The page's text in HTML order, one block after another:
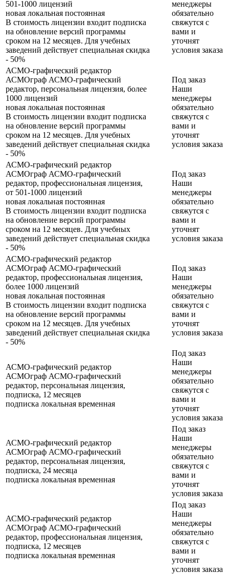
501-1000 лицензий
новая локальная постоянная
В стоимость лицензии входит подписка
на обновление версий программы
сроком на 12 месяцев. Для учебных
заведений действует специальная скидка
- 50%
менеджеры
обязательно
свяжутся с
вами и
уточнят
условия заказа
АСМО-графический редактор
АСМОграф АСМО-графический
редактор, персональная лицензия, более
1000 лицензий
новая локальная постоянная
В стоимость лицензии входит подписка
на обновление версий программы
сроком на 12 месяцев. Для учебных
заведений действует специальная скидка
- 50%
Под заказ
Наши
менеджеры
обязательно
свяжутся с
вами и
уточнят
условия заказа
АСМО-графический редактор
АСМОграф АСМО-графический
редактор, профессиональная лицензия,
от 501-1000 лицензий
новая локальная постоянная
В стоимость лицензии входит подписка
на обновление версий программы
сроком на 12 месяцев. Для учебных
заведений действует специальная скидка
- 50%
Под заказ
Наши
менеджеры
обязательно
свяжутся с
вами и
уточнят
условия заказа
АСМО-графический редактор
АСМОграф АСМО-графический
редактор, профессиональная лицензия,
более 1000 лицензий
новая локальная постоянная
В стоимость лицензии входит подписка
на обновление версий программы
сроком на 12 месяцев. Для учебных
заведений действует специальная скидка
- 50%
Под заказ
Наши
менеджеры
обязательно
свяжутся с
вами и
уточнят
условия заказа
АСМО-графический редактор
АСМОграф АСМО-графический
редактор, персональная лицензия,
подписка, 12 месяцев
подписка локальная временная
Под заказ
Наши
менеджеры
обязательно
свяжутся с
вами и
уточнят
условия заказа
АСМО-графический редактор
АСМОграф АСМО-графический
редактор, персональная лицензия,
подписка, 24 месяца
подписка локальная временная
Под заказ
Наши
менеджеры
обязательно
свяжутся с
вами и
уточнят
условия заказа
АСМО-графический редактор
АСМОграф АСМО-графический
редактор, профессиональная лицензия,
подписка, 12 месяцев
подписка локальная временная
Под заказ
Наши
менеджеры
обязательно
свяжутся с
вами и
уточнят
условия заказа